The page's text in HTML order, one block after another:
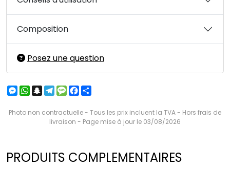
Composition
Posez une question
Messenger
WhatsApp
Snapchat
Telegram
MessageFacebook
Photo non contractuelle - Tous les prix incluent la TVA - Hors frais de
livraison - Page mise à jour le 03/08/2026
PRODUITS COMPLEMENTAIRES